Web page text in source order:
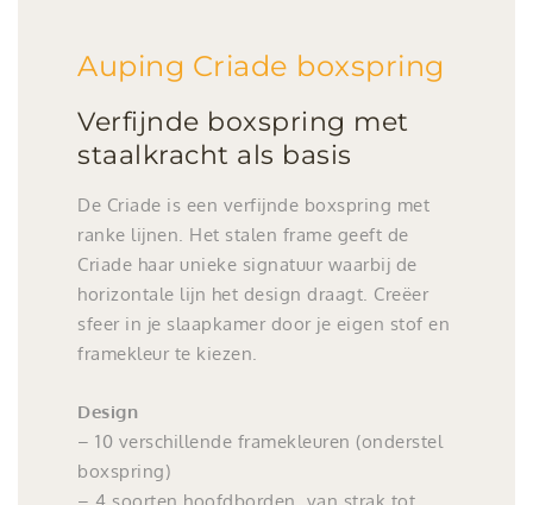
Auping Criade boxspring
Verfijnde boxspring met
staalkracht als basis
De Criade is een verfijnde boxspring met
ranke lijnen. Het stalen frame geeft de
Criade haar unieke signatuur waarbij de
horizontale lijn het design draagt. Creëer
sfeer in je slaapkamer door je eigen stof en
framekleur te kiezen.
Design
– 10 verschillende framekleuren (onderstel
boxspring)